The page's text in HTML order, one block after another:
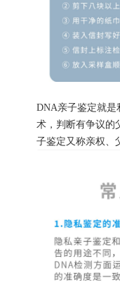
DNA亲子鉴定就是
术，判断有争议的
子鉴定又称亲权、